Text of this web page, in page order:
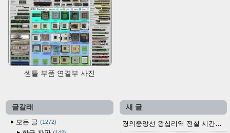
셈틀 부품 연결부 사진
글갈래
모든 글
1272
새 글
경의중앙선 왕십리역 전철 시간표 (2026.4.20~)